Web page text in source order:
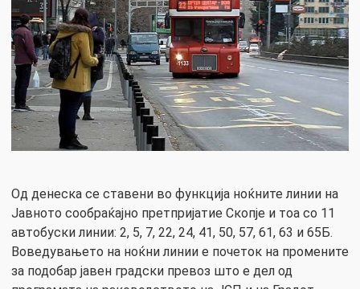
Од денеска се ставени во функција ноќните линии на
Јавното сообраќајно претпријатие Скопје и тоа со 11
автобуски линии: 2, 5, 7, 22, 24, 41, 50, 57, 61, 63 и 65Б.
Воведувањето на ноќни линии е почеток на промените
за подобар јавен градски превоз што е дел од